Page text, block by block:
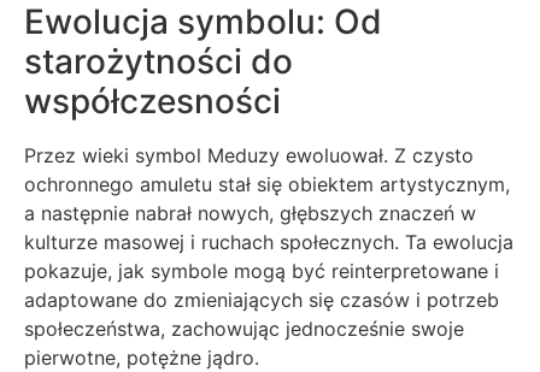
Ewolucja symbolu: Od
starożytności do
współczesności
Przez wieki symbol Meduzy ewoluował. Z czysto
ochronnego amuletu stał się obiektem artystycznym,
a następnie nabrał nowych, głębszych znaczeń w
kulturze masowej i ruchach społecznych. Ta ewolucja
pokazuje, jak symbole mogą być reinterpretowane i
adaptowane do zmieniających się czasów i potrzeb
społeczeństwa, zachowując jednocześnie swoje
pierwotne, potężne jądro.